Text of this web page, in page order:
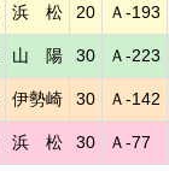
浜 松 20 Ａ-193
山 陽 30 Ａ-223
伊勢崎 30 Ａ-142
浜 松 30 Ａ-77